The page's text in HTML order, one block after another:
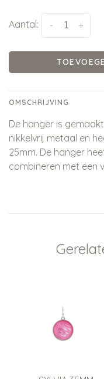
Aantal: +
-
OMSCHRIJVING
De hanger is
nikkelvrij metaal en
25mm. De hanger
combineren met een